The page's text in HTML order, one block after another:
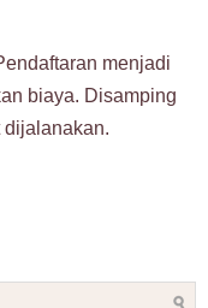
menjadi
biaya. Disamping
dijalanakan.